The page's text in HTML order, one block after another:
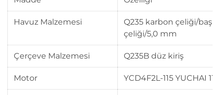
Havuz Malzemesi
Q235 karbon çeliği/
çeliği/5,0 mm
Çerçeve Malzemesi Q235B düz kiriş
Motor YCD4F2L-115 YUCHAI